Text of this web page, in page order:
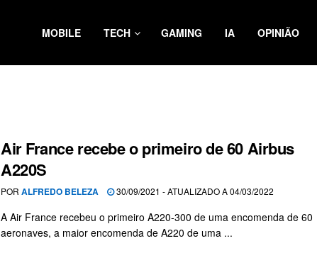
MOBILE TECH GAMING IA OPINIÃO
Air France recebe o primeiro de 60 Airbus
A220S
POR ALFREDO BELEZA 30/09/2021 - ATUALIZADO A 04/03/2022
A Air France recebeu o primeiro A220-300 de uma encomenda de 60
aeronaves, a maior encomenda de A220 de uma ...